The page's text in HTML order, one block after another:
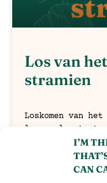
I’M
CAN
Los van
stramien
Loskomen van
leren als startend
alsof je
Lees verder »